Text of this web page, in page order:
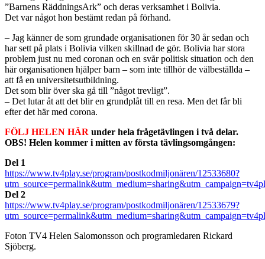
”Barnens RäddningsArk” och deras verksamhet i Bolivia.
Det var något hon bestämt redan på förhand.
– Jag känner de som grundade organisationen för 30 år sedan och
har sett på plats i Bolivia vilken skillnad de gör. Bolivia har stora
problem just nu med coronan och en svår politisk situation och den
här organisationen hjälper barn – som inte tillhör de välbeställda –
att få en universitetsutbildning.
Det som blir över ska gå till ”något trevligt”.
– Det lutar åt att det blir en grundplåt till en resa. Men det får bli
efter det här med corona.
FÖLJ HELEN HÄR under hela frågetävlingen i två delar.
OBS! Helen kommer i mitten av första tävlingsomgången:
Del 1
https://www.tv4play.se/program/postkodmiljonären/12533680?
Del 2
https://www.tv4play.se/program/postkodmiljonären/12533679?
Foton TV4 Helen Salomonsson och programledaren Rickard
Sjöberg.